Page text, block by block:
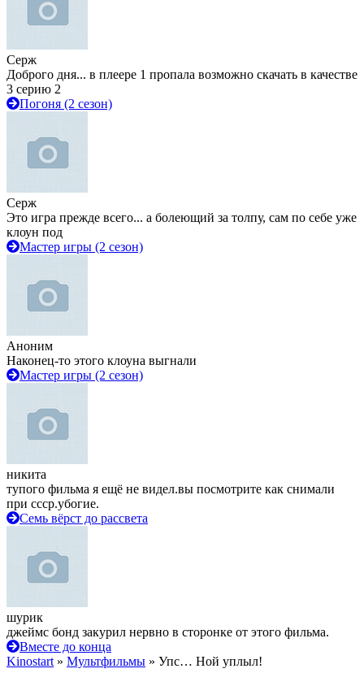
Серж
Доброго дня... в плеере 1 пропала возможно скачать в качестве
3 серию 2
Погоня (2 сезон)
Серж
Это игра прежде всего... а болеющий за толпу, сам по себе уже
клоун под
Мастер игры (2 сезон)
Аноним
Наконец-то этого клоуна выгнали
Мастер игры (2 сезон)
никита
тупого фильма я ещё не видел.вы посмотрите как снимали
при ссср.убогие.
Семь вёрст до рассвета
шурик
джеймс бонд закурил нервно в сторонке от этого фильма.
Вместе до конца
Kinostart » Мультфильмы » Упс… Ной уплыл!